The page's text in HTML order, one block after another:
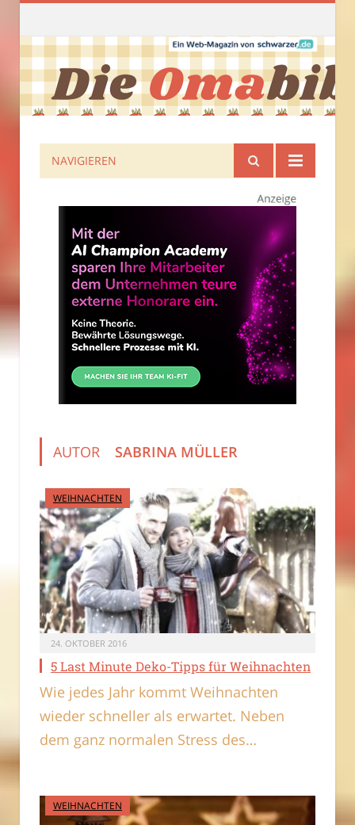
NAVIGIEREN
AUTOR SABRINA MÜLLER
WEIHNACHTEN
24. OKTOBER 2016
5 Last Minute Deko-Tipps für Weihnachten
Wie jedes Jahr kommt Weihnachten
wieder schneller als erwartet. Neben
dem ganz normalen Stress des…
WEIHNACHTEN